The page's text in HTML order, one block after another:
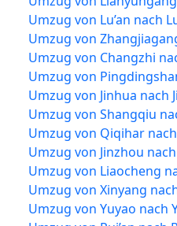
Umzug von Lu’an nach
Umzug von
Umzug von Changzhi
Umzug von
Umzug von Jinhua nach
Umzug von Shangqiu
Umzug von Qiqihar
Umzug von Jinzhou
Umzug von Liaocheng
Umzug von Xinyang
Umzug von Yuyao nach